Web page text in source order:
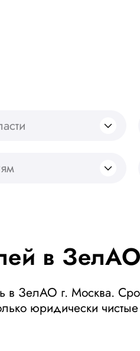
в ЗелАО
в ЗелАО г. Москва.
юридически